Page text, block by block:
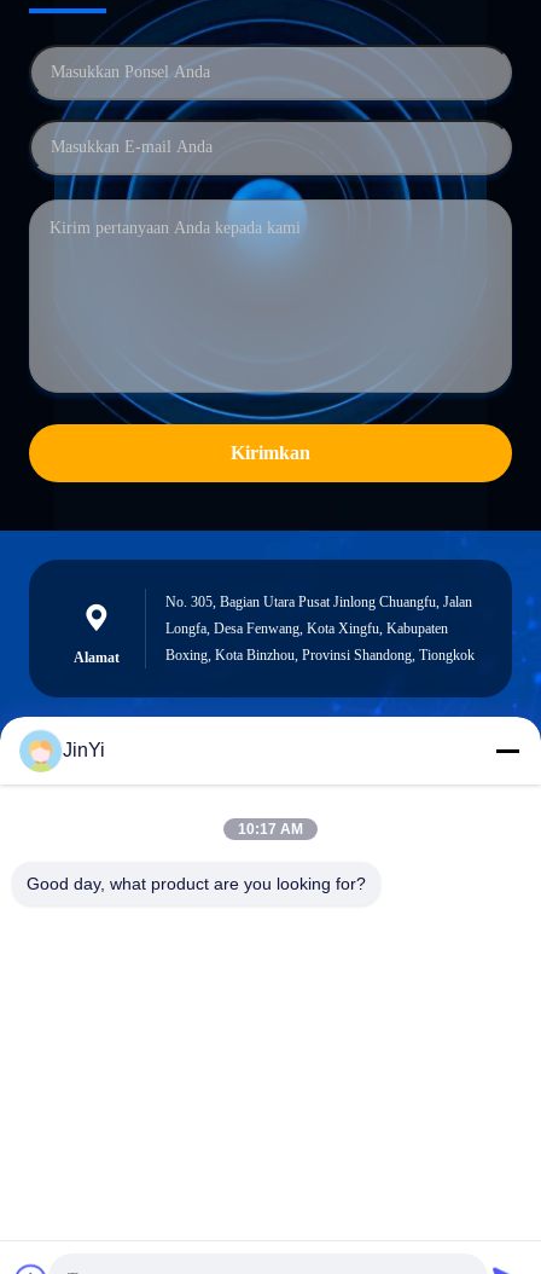
Kirimkan
Alamat
No. 305, Bagian Utara Pusat Jinlong Chuangfu, Jalan
Longfa, Desa Fenwang, Kota Xingfu, Kabupaten
Boxing, Kota Binzhou, Provinsi Shandong, Tiongkok
chenshasha1867@gmail.com
JinYi
10:17 AM
Good day, what product are you looking for?